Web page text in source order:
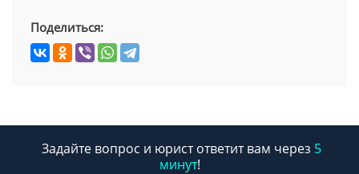
Поделиться:
Задайте вопрос и юрист ответит вам через 5
минут!